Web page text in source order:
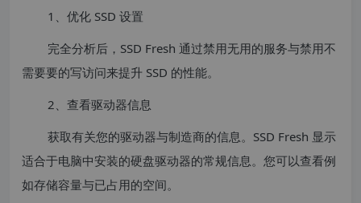
1、优化 SSD 设置
完全分析后，SSD Fresh 通过禁用无用的服务与禁用不
需要要的写访问来提升 SSD 的性能。
2、查看驱动器信息
获取有关您的驱动器与制造商的信息。SSD Fresh 显示
适合于电脑中安装的硬盘驱动器的常规信息。您可以查看例
如存储容量与已占用的空间。